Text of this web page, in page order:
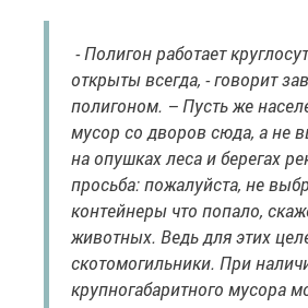
- Полигон работает
открыты всегда, - говорит
полигоном. – Пусть же
мусор со дворов сюда, а не
на опушках леса и берегах
просьба: пожалуйста, не
контейнеры что попало,
животных. Ведь для этих
скотомогильники. При
крупногабаритного мусора